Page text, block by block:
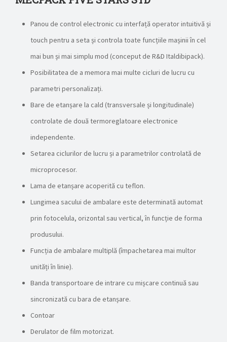
Panou de control electronic cu interfață operator intuitivă și
touch pentru a seta și controla toate funcțiile mașinii în cel
mai bun și mai simplu mod (conceput de R&D Italdibipack).
Posibilitatea de a memora mai multe cicluri de lucru cu
parametri personalizați.
Bare de etanșare la cald (transversale și longitudinale)
controlate de două termoreglatoare electronice
independente.
Setarea ciclurilor de lucru și a parametrilor controlată de
microprocesor.
Lama de etanșare acoperită cu teflon.
Lungimea sacului de ambalare este determinată automat
prin fotocelula, orizontal sau vertical, în funcție de forma
produsului.
Funcția de ambalare multiplă (împachetarea mai multor
unități în linie).
Banda transportoare de intrare cu mișcare continuă sau
sincronizată cu bara de etanșare.
Contoar
Derulator de film motorizat.